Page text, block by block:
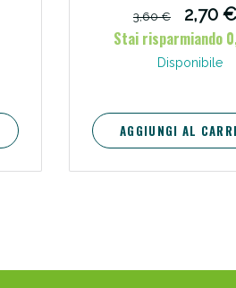
protezione da perdite,
sensazione di bagnato,
discrezione, comfort e
Indicato per perdite urinarie
3,60 €
2,70 €
Stai risparmiando
Disponibile
AGGIUNGI AL